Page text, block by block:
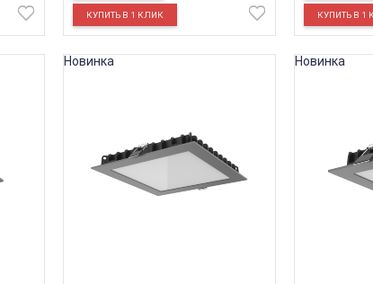
Новинка Новинка